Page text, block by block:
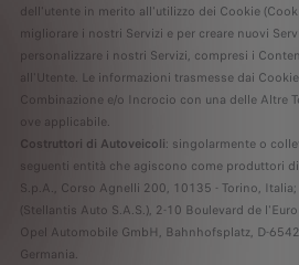
dell'utente in merito all'utilizzo dei Cookie
migliorare i nostri Servizi e per creare nuovi
personalizzare i nostri Servizi, compresi i
all'Utente. Le informazioni trasmesse dai
Combinazione e/o Incrocio con una delle Altre
ove applicabile.
Costruttori di Autoveicoli: singolarmente o
seguenti entità che agiscono come produttori
S.p.A., Corso Agnelli 200, 10135 - Torino,
(Stellantis Auto S.A.S.), 2-10 Boulevard de
Opel Automobile GmbH, Bahnhofsplatz, D-
Germania.